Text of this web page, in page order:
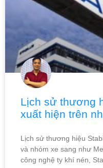
Lịch sử thương
xuất hiện trên
Lịch sử thương hiệu
và nhóm xe sang như
công nghệ ty khí nén,